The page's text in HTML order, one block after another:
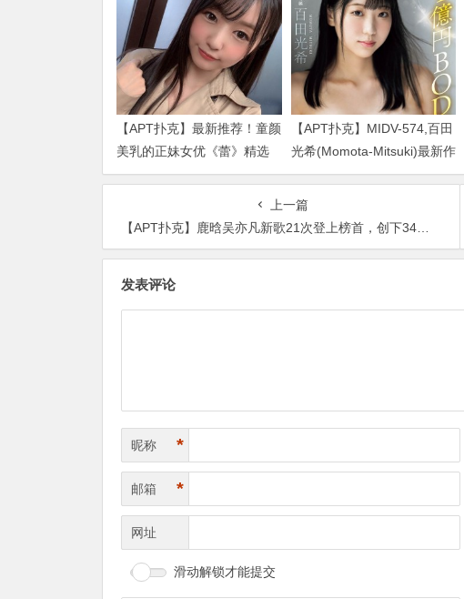
【APT扑克】最新推荐！童颜
美乳的正妹女优《蕾》精选
作品介绍……
【APT扑克】MIDV-574,百田
光希(Momota-Mitsuki)最新作
品2024/01/02发布！
上一篇
【APT扑克】鹿晗吴亦凡新歌21次登上榜首，创下34天收视第一的记录
发表评论
昵称 *
邮箱 *
网址
滑动解锁才能提交